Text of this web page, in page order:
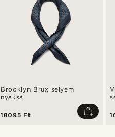
Brooklyn Brux selyem
nyaksál
18095 Ft